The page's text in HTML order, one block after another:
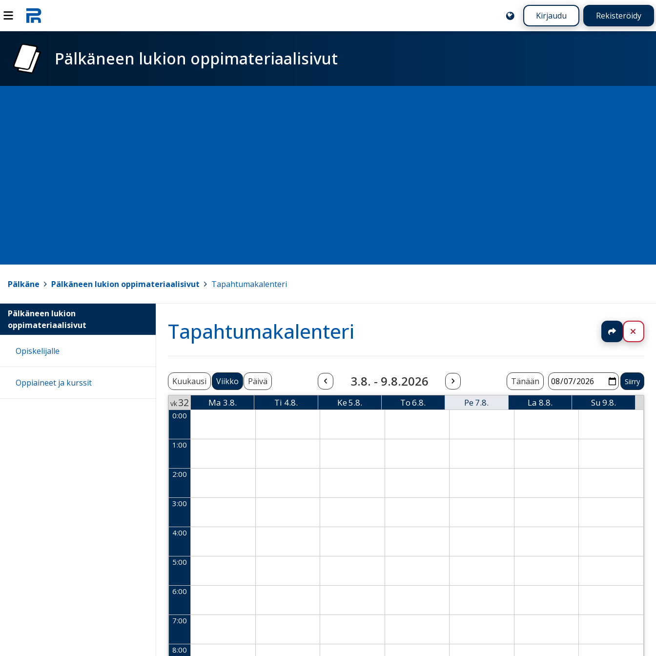
Kirjaudu Rekisteröidy
Pälkäneen lukion oppimateriaalisivut
Pälkäne Pälkäneen lukion oppimateriaalisivut Tapahtumakalenteri
Tapahtumakalenteri Jaa
Kuukausi Viikko Päivä 3.8. - 9.8.2026 Tänään
vk32
Week 32
Ma 3.8.
Ti 4.8.
Ke5.8.
To6.8.
Pe7.8.
La 8.8.
Su9.8.
0:00
1:00
2:00
3:00
4:00
5:00
6:00
7:00
8:00
Pälkäneen lukion
oppimateriaalisivut
Opiskelijalle
Oppiaineet ja kurssit